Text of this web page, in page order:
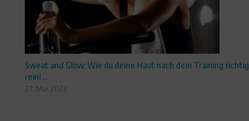
Sweat and Glow: Wie du deine Haut nach dem Training richtig
reini ...
27. Mai 2026